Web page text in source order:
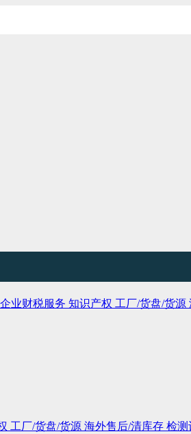
企业财税服务 知识产权 工厂/货盘/货源
工厂/货盘/货源 海外售后/清库存 检